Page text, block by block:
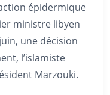
épidermique
ministre libyen
une décision
l’islamiste
Marzouki.